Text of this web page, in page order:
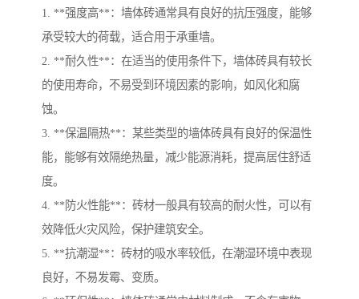
1. **强度高**：墙体砖通常具有良好的抗压强度，能够
承受较大的荷载，适合用于承重墙。
2. **耐久性**：在适当的使用条件下，墙体砖具有较长
的使用寿命，不易受到环境因素的影响，如风化和腐
蚀。
3. **保温隔热**：某些类型的墙体砖具有良好的保温性
能，能够有效隔绝热量，减少能源消耗，提高居住舒适
度。
4. **防火性能**：砖材一般具有较高的耐火性，可以有
效降低火灾风险，保护建筑安全。
5. **抗潮湿**：砖材的吸水率较低，在潮湿环境中表现
良好，不易发霉、变质。